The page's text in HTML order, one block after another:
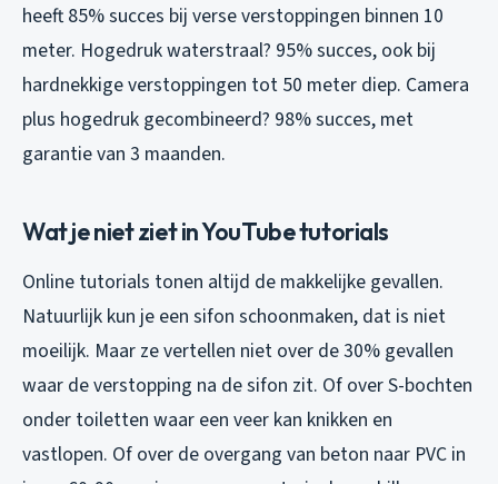
heeft 85% succes bij verse verstoppingen binnen 10
meter. Hogedruk waterstraal? 95% succes, ook bij
hardnekkige verstoppingen tot 50 meter diep. Camera
plus hogedruk gecombineerd? 98% succes, met
garantie van 3 maanden.
Wat je niet ziet in YouTube tutorials
Online tutorials tonen altijd de makkelijke gevallen.
Natuurlijk kun je een sifon schoonmaken, dat is niet
moeilijk. Maar ze vertellen niet over de 30% gevallen
waar de verstopping na de sifon zit. Of over S-bochten
onder toiletten waar een veer kan knikken en
vastlopen. Of over de overgang van beton naar PVC in